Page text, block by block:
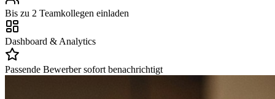
Bis zu 2 Teamkollegen einladen
Dashboard & Analytics
Passende Bewerber sofort benachrichtigt